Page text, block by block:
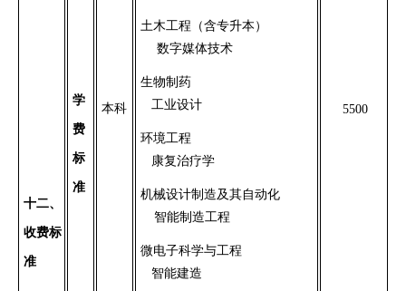
十二、
收费标
准
学
费
标
准
本科
土木工程 （含专升本）
数字媒体技术
生物制药
工业设计
环境工程
康复治疗学
机械设计制造及其自动化
智能制造工程
微电子科学与工程
智能建造
5500